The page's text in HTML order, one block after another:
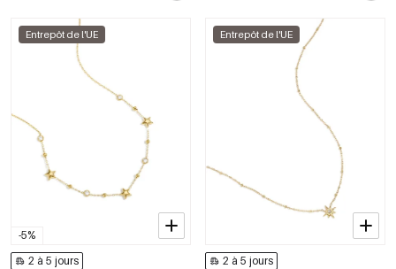
-5%
Entrepôt de l'UE
2 à 5 jours
Entrepôt de l'UE
2 à 5 jours